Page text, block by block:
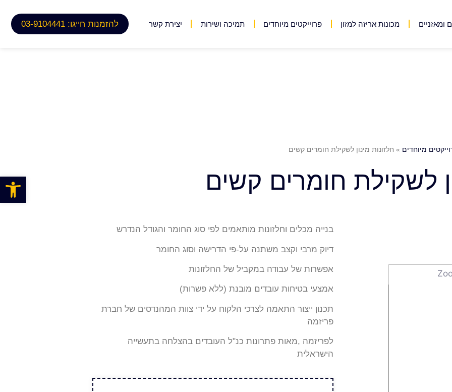
ומאזניים מכונות אריזה למזון פרוייקטים מיוחדים תמיכה ושירות יצירת קשר להזמנות חייגו: 03-9104441
מיוחדים » חלזונות מינון לשקילת חומרים קשים
לשקילת חומרים קשים
בנייה מכלים וחלזונות מותאמים לפי סוג החומר והגודל הנדרש
דיוק מרבי וקצב משתנה על-פי הדרישה וסוג החומר
אפשרות של עבודה במקביל של החלזונות
אמצעי בטיחות עובדים מובנת (ללא פשרות)
תכנון ייצור התאמה לצרכי הלקוח על ידי צוות המהנדסים של חברת
פריזמה
לפריזמה ,מאות פתרונות כנ"ל העובדים בהצלחה בתעשייה
הישראלית